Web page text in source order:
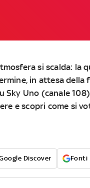
si scalda: la
in attesa della
Sky Uno (canale
e scopri come si
Discover Fonti